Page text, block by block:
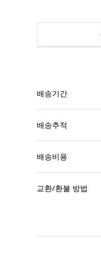
배송기간
배송추적
배송비용
교환/환불 방법